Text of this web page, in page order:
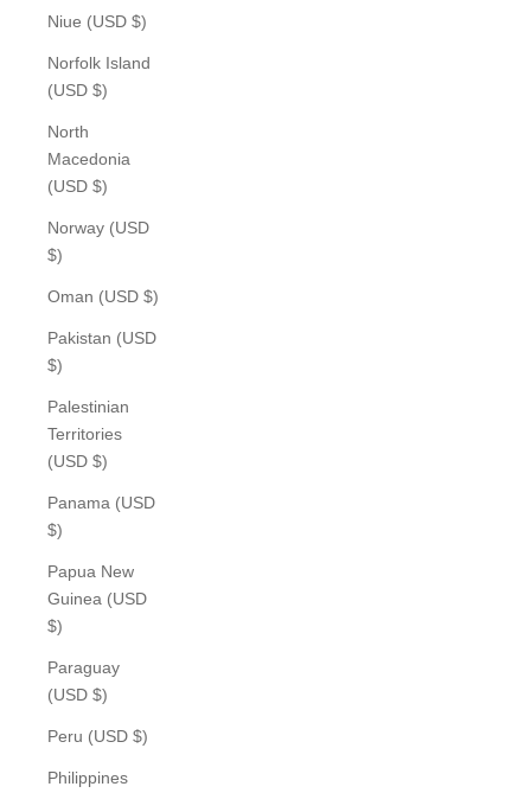
Niue (USD $)
Norfolk Island
(USD $)
North
Macedonia
(USD $)
Norway (USD
$)
Oman (USD $)
Pakistan (USD
$)
Palestinian
Territories
(USD $)
Panama (USD
$)
Papua New
Guinea (USD
$)
Paraguay
(USD $)
Peru (USD $)
Philippines